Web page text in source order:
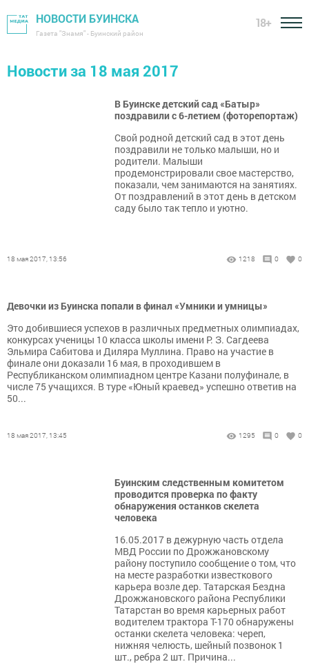
НОВОСТИ БУИНСКА
Газета "Знамя" - Буинский район
18+
Новости за 18 мая 2017
В Буинске детский сад «Батыр»
поздравили с 6-летием (фоторепортаж)
Свой родной детский сад в этот день
поздравили не только малыши, но и
родители. Малыши
продемонстрировали свое мастерство,
показали, чем занимаются на занятиях.
От поздравлений в этот день в детском
саду было так тепло и уютно.
18 мая 2017, 13:56 1218 0 0
Девочки из Буинска попали в финал «Умники и умницы»
Это добившиеся успехов в различных предметных олимпиадах,
конкурсах ученицы 10 класса школы имени Р. З. Сагдеева
Эльмира Сабитова и Диляра Муллина. Право на участие в
финале они доказали 16 мая, в проходившем в
Республиканском олимпиадном центре Казани полуфинале, в
числе 75 учащихся. В туре «Юный краевед» успешно ответив на
50...
18 мая 2017, 13:45 1295 0 0
Буинским следственным комитетом
проводится проверка по факту
обнаружения останков скелета
человека
16.05.2017 в дежурную часть отдела
МВД России по Дрожжановскому
району поступило сообщение о том, что
на месте разработки известкового
карьера возле дер. Татарская Бездна
Дрожжановского района Республики
Татарстан во время карьерных работ
водителем трактора Т-170 обнаружены
останки скелета человека: череп,
нижняя челюсть, шейный позвонок 1
шт., ребра 2 шт. Причина...